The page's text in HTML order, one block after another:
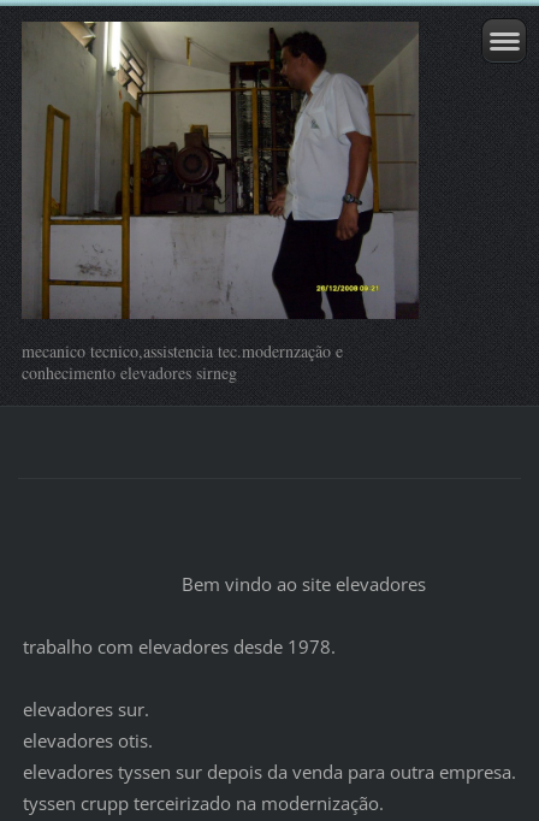
mecanico tecnico,assistencia tec.modernzação e
conhecimento elevadores sirneg
Bem vindo ao site elevadores
trabalho com elevadores desde 1978.
elevadores sur.
elevadores otis.
elevadores tyssen sur depois da venda para outra empresa.
tyssen crupp terceirizado na modernização.